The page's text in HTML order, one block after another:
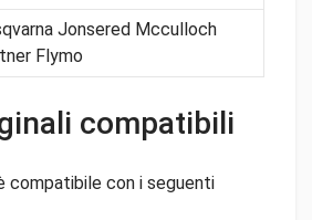
Jonsered Mcculloch
Flymo
compatibili
compatibile con i seguenti